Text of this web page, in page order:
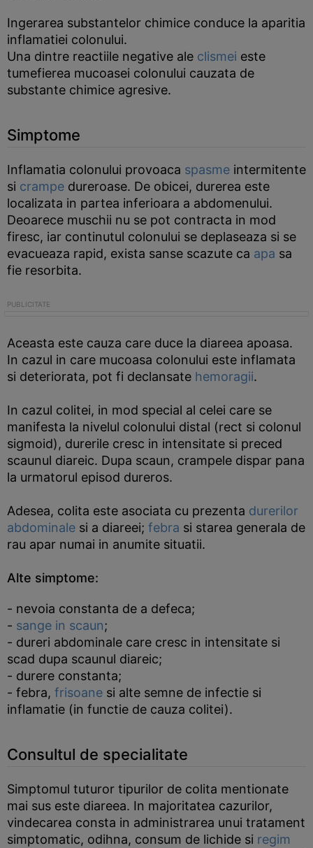
Ingerarea substantelor chimice conduce la aparitia
inflamatiei colonului.
Una dintre reactiile negative ale clismei este
tumefierea mucoasei colonului cauzata de
substante chimice agresive.
Simptome
Inflamatia colonului provoaca spasme intermitente
si crampe dureroase. De obicei, durerea este
localizata in partea inferioara a abdomenului.
Deoarece muschii nu se pot contracta in mod
firesc, iar continutul colonului se deplaseaza si se
evacueaza rapid, exista sanse scazute ca apa sa
fie resorbita.
Aceasta este cauza care duce la diareea apoasa.
In cazul in care mucoasa colonului este inflamata
si deteriorata, pot fi declansate hemoragii.
In cazul colitei, in mod special al celei care se
manifesta la nivelul colonului distal (rect si colonul
sigmoid), durerile cresc in intensitate si preced
scaunul diareic. Dupa scaun, crampele dispar pana
la urmatorul episod dureros.
Adesea, colita este asociata cu prezenta durerilor
abdominale si a diareei; febra si starea generala de
rau apar numai in anumite situatii.
Alte simptome:
- nevoia constanta de a defeca;
- sange in scaun;
- dureri abdominale care cresc in intensitate si
scad dupa scaunul diareic;
- durere constanta;
- febra, frisoane si alte semne de infectie si
inflamatie (in functie de cauza colitei).
Consultul de specialitate
Simptomul tuturor tipurilor de colita mentionate
mai sus este diareea. In majoritatea cazurilor,
vindecarea consta in administrarea unui tratament
simptomatic, odihna, consum de lichide si regim